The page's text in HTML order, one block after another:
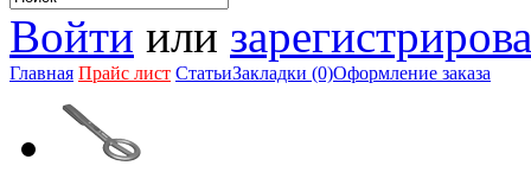
Войти или
Главная Прайс лист СтатьиЗакладки (0)Оформление заказа